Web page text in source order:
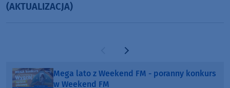
(AKTUALIZACJA)
Poprzednia strona
Następna strona
Mega lato z Weekend FM - poranny konkurs
w Weekend FM